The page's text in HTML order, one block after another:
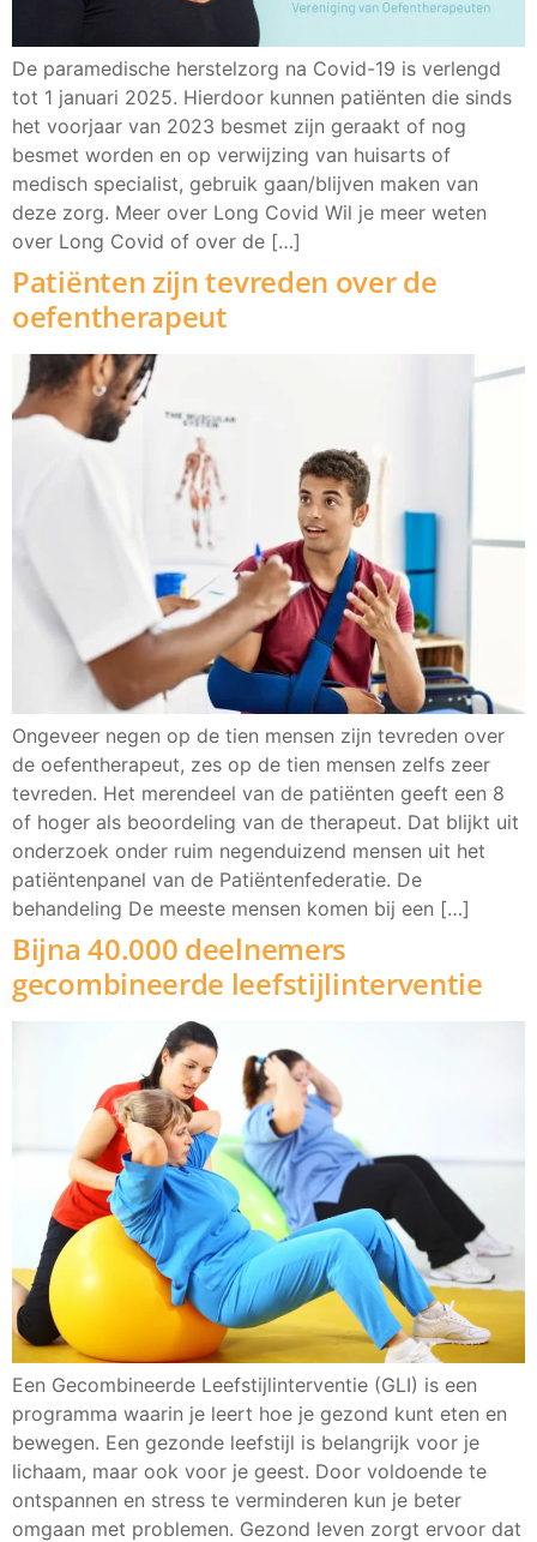
De paramedische herstelzorg na Covid-19 is verlengd
tot 1 januari 2025. Hierdoor kunnen patiënten die sinds
het voorjaar van 2023 besmet zijn geraakt of nog
besmet worden en op verwijzing van huisarts of
medisch specialist, gebruik gaan/blijven maken van
deze zorg. Meer over Long Covid Wil je meer weten
over Long Covid of over de […]
Patiënten zijn tevreden over de
oefentherapeut
Ongeveer negen op de tien mensen zijn tevreden over
de oefentherapeut, zes op de tien mensen zelfs zeer
tevreden. Het merendeel van de patiënten geeft een 8
of hoger als beoordeling van de therapeut. Dat blijkt uit
onderzoek onder ruim negenduizend mensen uit het
patiëntenpanel van de Patiëntenfederatie. De
behandeling De meeste mensen komen bij een […]
Bijna 40.000 deelnemers
gecombineerde leefstijlinterventie
Een Gecombineerde Leefstijlinterventie (GLI) is een
programma waarin je leert hoe je gezond kunt eten en
bewegen. Een gezonde leefstijl is belangrijk voor je
lichaam, maar ook voor je geest. Door voldoende te
ontspannen en stress te verminderen kun je beter
omgaan met problemen. Gezond leven zorgt ervoor dat